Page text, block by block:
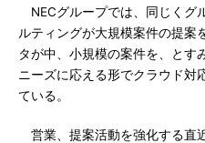
NECグループでは、同じくグ
ルティングが大規模案件の提案
タが中、小規模の案件を、とす
ニーズに応える形でクラウド対
ている。
営業、提案活動を強化する直